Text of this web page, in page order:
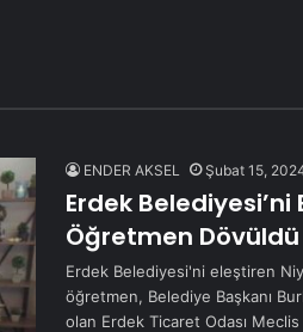
ENDER AKSEL Şubat 15,
Erdek Belediyesi’ni
Öğretmen Dövüldü
Erdek Belediyesi'ni eleştiren
öğretmen, Belediye Başkanı
olan Erdek Ticaret Odası